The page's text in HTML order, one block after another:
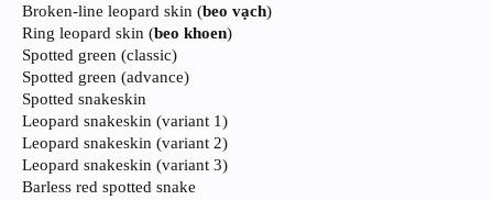
Broken-line leopard skin (beo vạch)
Ring leopard skin (beo khoen)
Spotted green (classic)
Spotted green (advance)
Spotted snakeskin
Leopard snakeskin (variant 1)
Leopard snakeskin (variant 2)
Leopard snakeskin (variant 3)
Barless red spotted snake